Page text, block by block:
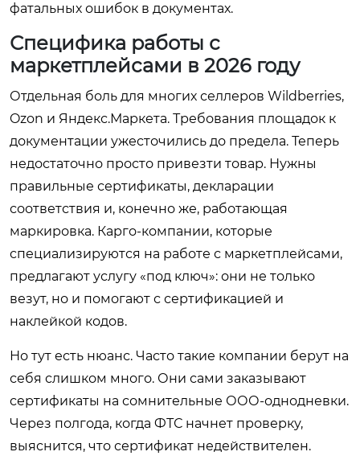
фатальных ошибок в документах.
Специфика работы с
маркетплейсами в 2026 году
Отдельная боль для многих селлеров Wildberries,
Ozon и Яндекс.Маркета. Требования площадок к
документации ужесточились до предела. Теперь
недостаточно просто привезти товар. Нужны
правильные сертификаты, декларации
соответствия и, конечно же, работающая
маркировка. Карго-компании, которые
специализируются на работе с маркетплейсами,
предлагают услугу «под ключ»: они не только
везут, но и помогают с сертификацией и
наклейкой кодов.
Но тут есть нюанс. Часто такие компании берут на
себя слишком много. Они сами заказывают
сертификаты на сомнительные ООО-однодневки.
Через полгода, когда ФТС начнет проверку,
выяснится, что сертификат недействителен.